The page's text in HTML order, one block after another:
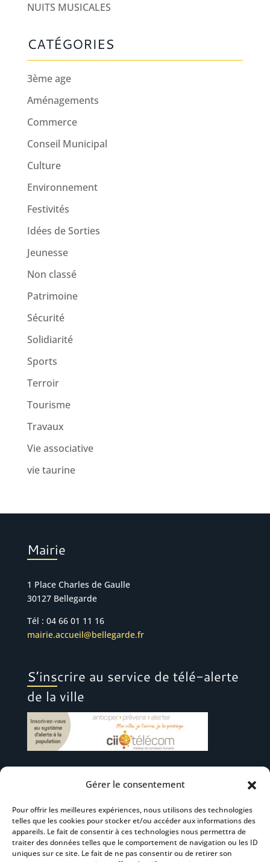
Gérer le consentement
Pour offrir les meilleures expériences, nous utilisons des technologies
telles que les cookies pour stocker et/ou accéder aux informations des
appareils. Le fait de consentir à ces technologies nous permettra de
traiter des données telles que le comportement de navigation ou les ID
uniques sur ce site. Le fait de ne pas consentir ou de retirer son
NUITS MUSICALES
CATÉGORIES
3ème age
Aménagements
Commerce
Conseil Municipal
Culture
Environnement
Festivités
Idées de Sorties
Jeunesse
Non classé
Patrimoine
Sécurité
Solidiarité
Sports
Terroir
Tourisme
Travaux
Vie associative
vie taurine
Mairie
1 Place Charles de Gaulle
30127 Bellegarde
Tél : 04 66 01 11 16
mairie.accueil@bellegarde.fr
S’inscrire au service de télé-alerte
de la ville
Suivez-nous